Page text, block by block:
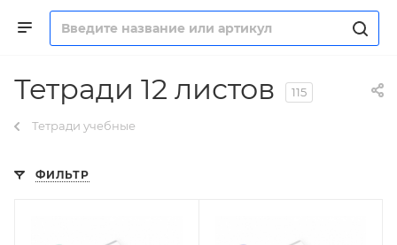
Тетради 12 листов 115
Тетради учебные
ФИЛЬТР